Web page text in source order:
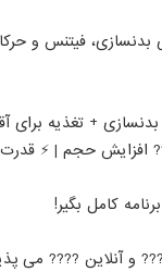
بدنسازی، فیتنس و
+ تغذیه برای
افزایش حجم | ⚡
کامل بگیر!
و آنلاین ???? می